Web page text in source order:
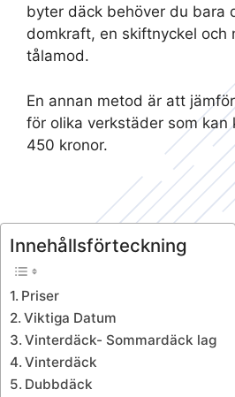
byter däck behöver du bara
domkraft, en skiftnyckel och
tålamod.
En annan metod är att
för olika verkstäder som kan
450 kronor.
Innehållsförteckning
Priser
Viktiga Datum
Vinterdäck- Sommardäck lag
Vinterdäck
Dubbdäck